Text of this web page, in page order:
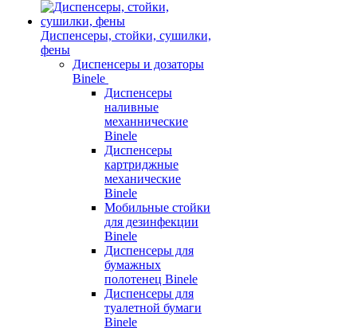
Диспенсеры, стойки, сушилки,
фены
Диспенсеры и дозаторы
Binele
Диспенсеры
наливные
механнические
Binele
Диспенсеры
картриджные
механические
Binele
Мобильные стойки
для дезинфекции
Binele
Диспенсеры для
бумажных
полотенец Binele
Диспенсеры для
туалетной бумаги
Binele